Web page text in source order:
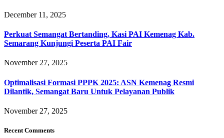
December 11, 2025
Perkuat Semangat Bertanding, Kasi PAI Kemenag Kab.
Semarang Kunjungi Peserta PAI Fair
November 27, 2025
Optimalisasi Formasi PPPK 2025: ASN Kemenag Resmi
Dilantik, Semangat Baru Untuk Pelayanan Publik
November 27, 2025
Recent Comments